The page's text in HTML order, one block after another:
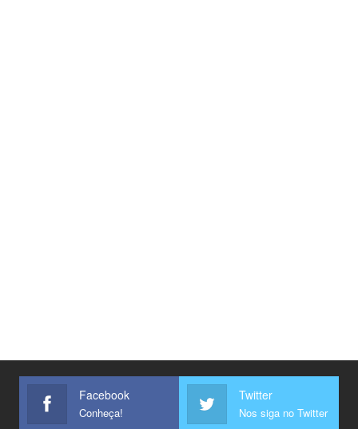
Facebook
Conheça!
Twitter
Nos siga no Twitter